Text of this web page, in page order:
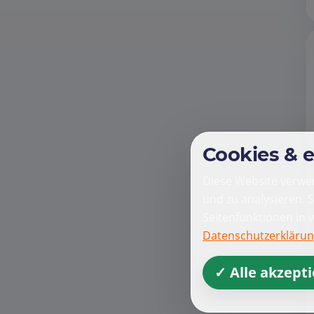
Cookies &
Diese Website
und zu analysieren.
Seitenfunktionen
✓ Alle